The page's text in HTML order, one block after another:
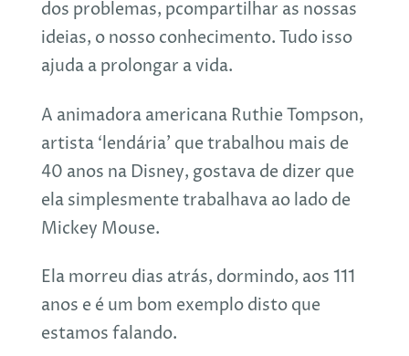
dos problemas, pcompartilhar as nossas
ideias, o nosso conhecimento. Tudo isso
ajuda a prolongar a vida.
A animadora americana Ruthie Tompson,
artista ‘lendária’ que trabalhou mais de
40 anos na Disney, gostava de dizer que
ela simplesmente trabalhava ao lado de
Mickey Mouse.
Ela morreu dias atrás, dormindo, aos 111
anos e é um bom exemplo disto que
estamos falando.